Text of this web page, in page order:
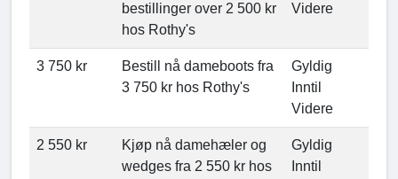
bestillinger over 2 500 kr
hos Rothy's
Videre
3 750 kr
Bestill nå dameboots fra
3 750 kr hos Rothy's
Gyldig
Inntil
Videre
2 550 kr
Kjøp nå damehæler og
wedges fra 2 550 kr hos
Gyldig
Inntil